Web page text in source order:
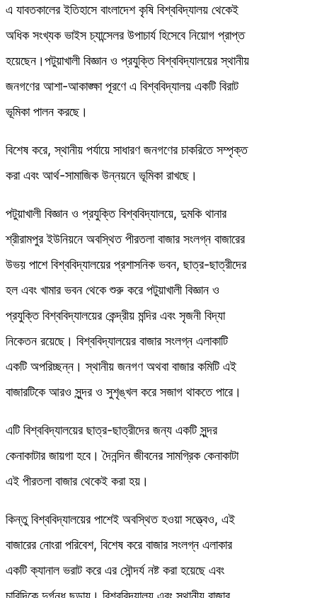
এ যাবতকালের ইতিহাসে বাংলাদেশ কৃষি বিশ্ববিদ্যালয় থেকেই
অধিক সংখ্যক ভাইস চ্যান্সেলর উপাচার্য হিসেবে নিয়োগ প্রাপ্ত
হয়েছেন।পটুয়াখালী বিজ্ঞান ও প্রযুক্তি বিশ্ববিদ্যালয়ের স্থানীয়
জনগণের আশা-আকাঙ্ক্ষা পূরণে এ বিশ্ববিদ্যালয় একটি বিরাট
ভূমিকা পালন করছে।
বিশেষ করে, স্থানীয় পর্যায়ে সাধারণ জনগণের চাকরিতে সম্পৃক্ত
করা এবং আর্থ-সামাজিক উন্নয়নে ভূমিকা রাখছে।
পটুয়াখালী বিজ্ঞান ও প্রযুক্তি বিশ্ববিদ্যালয়ে, দুমকি থানার
শ্রীরামপুর ইউনিয়নে অবস্থিত পীরতলা বাজার সংলগ্ন বাজারের
উভয় পাশে বিশ্ববিদ্যালয়ের প্রশাসনিক ভবন, ছাত্র-ছাত্রীদের
হল এবং খামার ভবন থেকে শুরু করে পটুয়াখালী বিজ্ঞান ও
প্রযুক্তি বিশ্ববিদ্যালয়ের কেন্দ্রীয় মন্দির এবং সৃজনী বিদ্যা
নিকেতন রয়েছে। বিশ্ববিদ্যালয়ের বাজার সংলগ্ন এলাকাটি
একটি অপরিচ্ছন্ন। স্থানীয় জনগণ অথবা বাজার কমিটি এই
বাজারটিকে আরও সুন্দর ও সুশৃঙ্খল করে সজাগ থাকতে পারে।
এটি বিশ্ববিদ্যালয়ের ছাত্র-ছাত্রীদের জন্য একটি সুন্দর
কেনাকাটার জায়গা হবে। দৈনন্দিন জীবনের সামগ্রিক কেনাকাটা
এই পীরতলা বাজার থেকেই করা হয়।
কিন্তু বিশ্ববিদ্যালয়ের পাশেই অবস্থিত হওয়া সত্ত্বেও, এই
বাজারের নোংরা পরিবেশ, বিশেষ করে বাজার সংলগ্ন এলাকার
একটি ক্যানাল ভরাট করে এর সৌন্দর্য নষ্ট করা হয়েছে এবং